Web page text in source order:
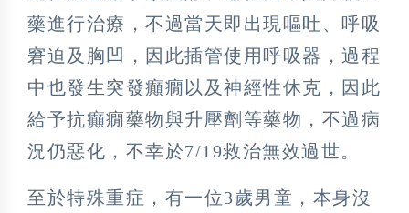
藥進行治療，不過當天即出現嘔吐、呼吸
窘迫及胸凹，因此插管使用呼吸器，過程
中也發生突發癲癇以及神經性休克，因此
給予抗癲癇藥物與升壓劑等藥物，不過病
況仍惡化，不幸於7/19救治無效過世。
至於特殊重症，有一位3歲男童，本身沒